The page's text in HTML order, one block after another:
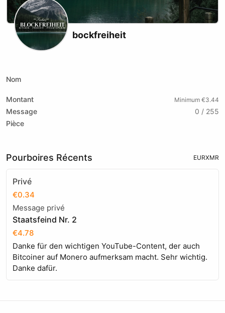
bockfreiheit
Nom
Montant Minimum €3.44
Message
0 / 255
Pièce
Pourboires Récents EURXMR
Privé
€0.34
Message privé
Staatsfeind Nr. 2
€4.78
Danke für den wichtigen YouTube-Content, der auch
Bitcoiner auf Monero aufmerksam macht. Sehr wichtig.
Danke dafür.